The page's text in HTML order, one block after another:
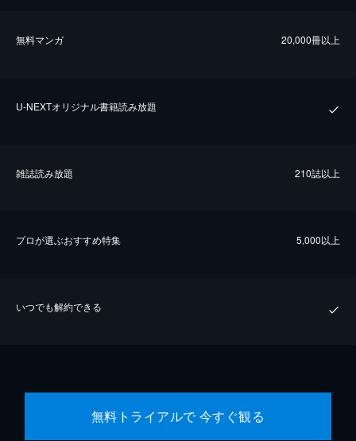
無料マンガ 20,000冊以上
U-NEXTオリジナル書籍読み放題
雑誌読み放題 210誌以上
プロが選ぶおすすめ特集 5,000以上
いつでも解約できる
無料トライアルで 今すぐ観る